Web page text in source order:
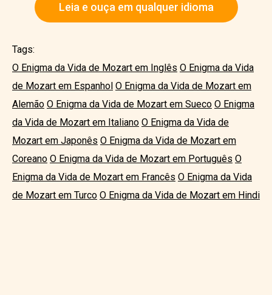
Leia e ouça em qualquer idioma
Tags:
O Enigma da Vida de Mozart em Inglês O Enigma da Vida
de Mozart em Espanhol O Enigma da Vida de Mozart em
Alemão O Enigma da Vida de Mozart em Sueco O Enigma
da Vida de Mozart em Italiano O Enigma da Vida de
Mozart em Japonês O Enigma da Vida de Mozart em
Coreano O Enigma da Vida de Mozart em Português O
Enigma da Vida de Mozart em Francês O Enigma da Vida
de Mozart em Turco O Enigma da Vida de Mozart em Hindi